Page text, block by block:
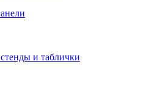
и таблички